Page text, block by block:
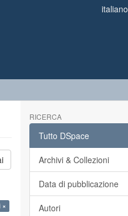
italiano
×
RICERCA
Tutto DSpace
Archivi & Collezioni
Data di pubblicazione
Autori